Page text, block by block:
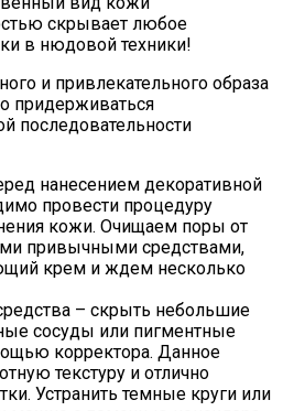
скрывает любое
в нюдовой техники!
и привлекательного образа
придерживаться
последовательности
нанесением декоративной
провести процедуру
кожи. Очищаем поры от
привычными средствами,
крем и ждем несколько
– скрыть небольшие
сосуды или пигментные
корректора. Данное
текстуру и отлично
Устранить темные круги или